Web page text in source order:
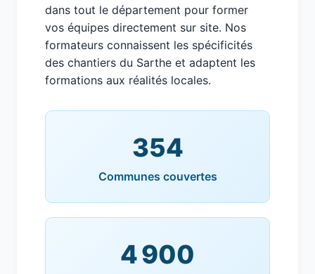
dans tout le département pour former
vos équipes directement sur site. Nos
formateurs connaissent les spécificités
des chantiers du Sarthe et adaptent les
formations aux réalités locales.
354
Communes couvertes
4 900